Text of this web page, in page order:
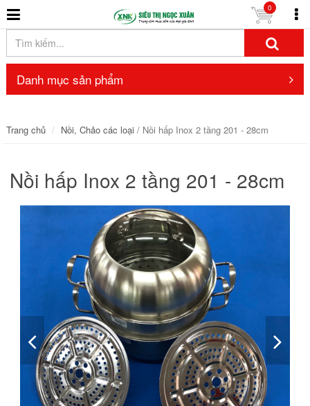
0
Danh mục sản phẩm
Trang chủ Nồi, Chảo các loại / Nồi hấp Inox 2 tầng 201 - 28cm
Nồi hấp Inox 2 tầng 201 - 28cm